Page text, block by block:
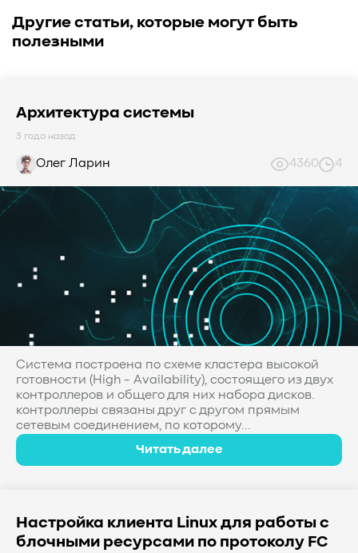
Другие статьи, которые могут быть
полезными
Архитектура системы
3 года назад
Олег Ларин 4360 4
Система построена по схеме кластера высокой
готовности (High - Availability), состоящего из двух
контроллеров и общего для них набора дисков.
контроллеры связаны друг с другом прямым
сетевым соединением, по которому...
Читать далее
Настройка клиента Linux для работы с
блочными ресурсами по протоколу FC